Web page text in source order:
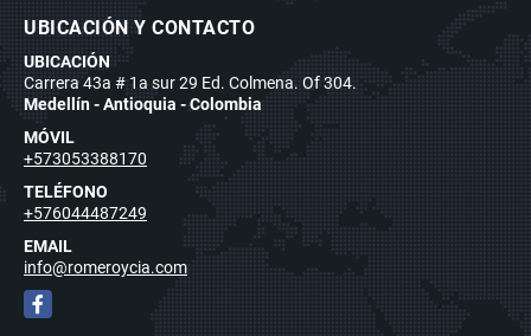
UBICACIÓN Y CONTACTO
UBICACIÓN
Carrera 43a # 1a sur 29 Ed. Colmena. Of 304.
Medellín - Antioquia - Colombia
MÓVIL
+573053388170
TELÉFONO
+576044487249
EMAIL
info@romeroycia.com
Facebook